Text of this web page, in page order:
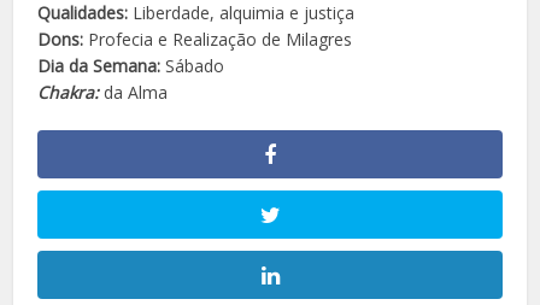
Qualidades: Liberdade, alquimia e justiça
Dons: Profecia e Realização de Milagres
Dia da Semana: Sábado
Chakra:da Alma